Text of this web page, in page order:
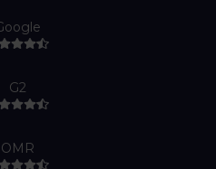
G2
OMR